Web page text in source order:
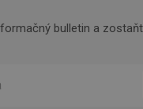
bulletin a